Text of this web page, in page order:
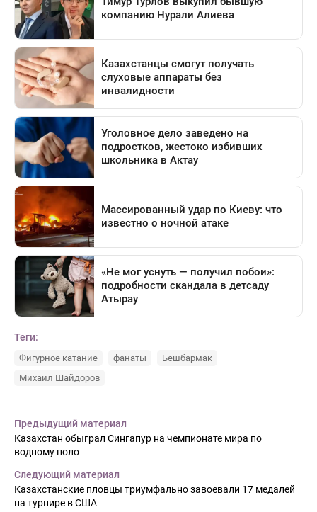
Теги:
Фигурное катание фанаты
Бешбармак
Михаил Шайдоров
Предыдущий материал
Казахстан обыграл Сингапур на чемпионате мира по
водному поло
Следующий материал
Казахстанские пловцы триумфально завоевали 17 медалей
на турнире в США